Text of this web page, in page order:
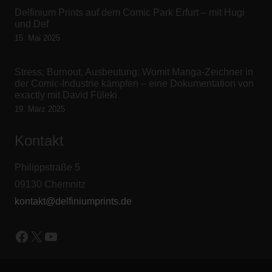
Delfinium Prints auf dem Comic Park Erfurt – mit Hugi
und Def
15. Mai 2025
Stress, Burnout, Ausbeutung: Womit Manga-Zeichner in
der Comic-Industrie kämpfen – eine Dokumentation von
exactly mit David Füleki
19. März 2025
Kontakt
Philippstraße 5
09130 Chemnitz
kontakt@delfiniumprints.de
Facebook
X YouTube